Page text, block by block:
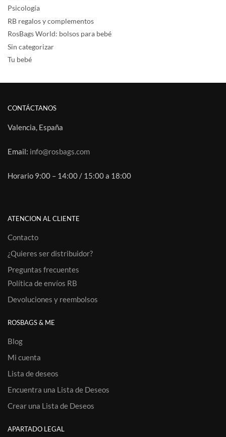
Psicología
RB regalos y complementos
RosBags World: bolsos para bebé
Sin categorizar
Tu bebé
CONTÁCTANOS
Valencia, España
Email: info@rosbags.com
Horario 9:00 – 14:00 / 15:00 a 18:00
ATENCION AL CLIENTE
Contacto
¿Quieres ser distribuidor?
Preguntas frecuentes
Política de envíos RB
Devoluciones y reembolsos
ROSBAGS & ME
Blog
Mi cuenta
Lista de deseos
Encuentra una Lista de Deseos
Crear una Lista de Deseos
APARTADO LEGAL